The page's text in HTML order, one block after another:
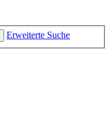
Erweiterte Suche